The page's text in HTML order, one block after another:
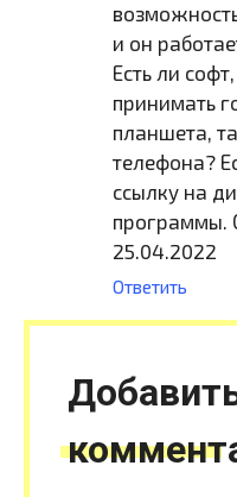
и он
Есть ли
принимать
планшета,
телефона?
ссылку на
программы.
25.04.2022
Ответить